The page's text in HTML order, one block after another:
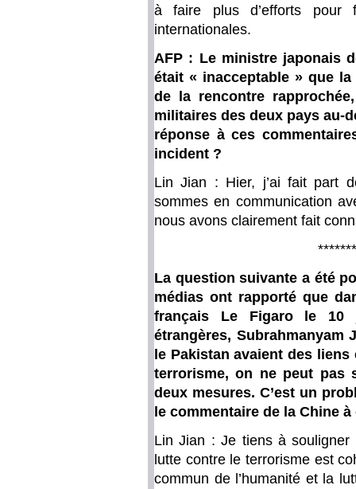
à faire plus d’efforts pour
internationales.
AFP : Le ministre japonais
était « inacceptable » que
de la rencontre
militaires des deux pays au-
réponse à ces
incident ?
Lin Jian : Hier, j’ai fait part
sommes en communication
nous avons clairement fait
La question suivante a été
médias ont rapporté que
français Le Figaro le 10
étrangères, Subrahmanyam
le Pakistan avaient des
terrorisme, on ne peut pas
deux mesures. C’est un
le commentaire de la Chine
Lin Jian : Je tiens à
lutte contre le terrorisme est
commun de l’humanité et la